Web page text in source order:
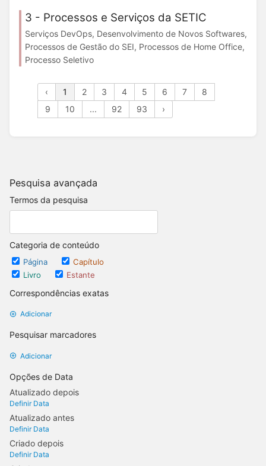
Pesquisa avançada
Termos da pesquisa
Categoria de conteúdo
Página
Capítulo
Livro
Estante
Correspondências exatas
Adicionar
Pesquisar marcadores
Adicionar
Opções de Data
Atualizado depois
Definir Data
Atualizado antes
Definir Data
Criado depois
Definir Data
3 - Processos e Serviços da SETIC
Serviços DevOps, Desenvolvimento de Novos Softwares,
Processos de Gestão do SEI, Processos de Home Office,
Processo Seletivo
‹ 1 2 3 4 5 6 7
8
9
10 ... 92 93 ›